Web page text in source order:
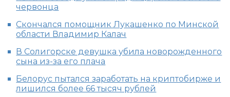
червонца
Скончался помощник Лукашенко по Минской
области Владимир Калач
В Солигорске девушка убила новорожденного
сына из-за его плача
Белорус пытался заработать на криптобирже и
лишился более 66 тысяч рублей